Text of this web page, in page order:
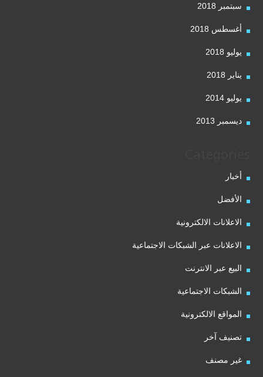
سبتمبر 2018
أغسطس 2018
يوليو 2018
يناير 2018
يوليو 2014
ديسمبر 2013
أخبار
الأفضل
الاعلانات الالكترونية
الاعلانات عبر الشبكات الاجتماعية
البيع عبر الانترنت
الشبكات الاجتماعية
المواقع الالكترونية
تصنيف آخر
غير مصنف